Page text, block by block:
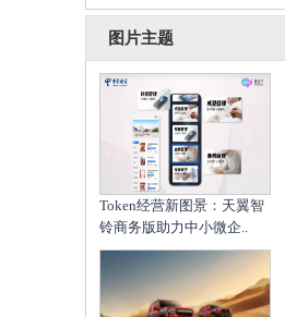
图片主题
Token经营新图景：天翼智
铃商务版助力中小微企..